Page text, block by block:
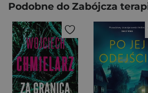
Podobne do Zabójcza